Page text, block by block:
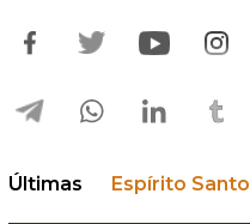
Últimas Espírito Santo